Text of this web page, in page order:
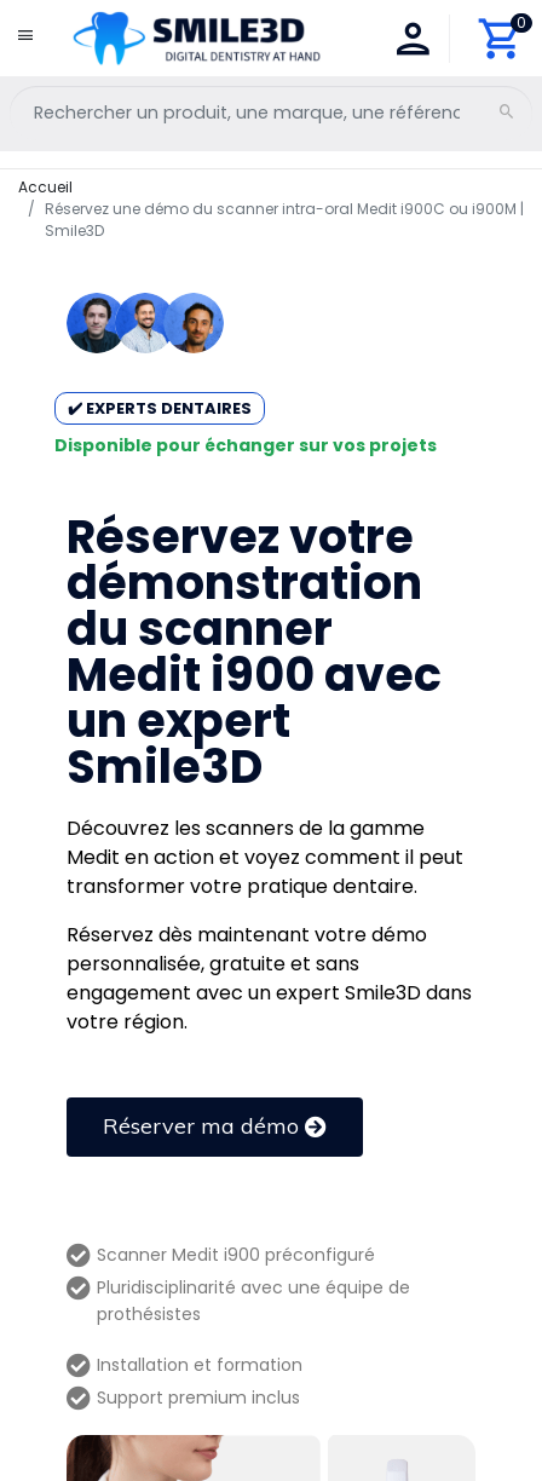
0
Accueil
Réservez une démo du scanner intra-oral Medit i900C ou i900M |
Smile3D
✔️ EXPERTS DENTAIRES
Disponible pour échanger sur vos projets
Réservez votre
démonstration
du scanner
Medit i900 avec
un expert
Smile3D
Découvrez les scanners de la gamme
Medit en action et voyez comment il peut
transformer votre pratique dentaire.
Réservez dès maintenant votre démo
personnalisée, gratuite et sans
engagement avec un expert Smile3D dans
votre région.
Réserver ma démo
Scanner Medit i900 préconfiguré
Pluridisciplinarité avec une équipe de
prothésistes
Installation et formation
Support premium inclus